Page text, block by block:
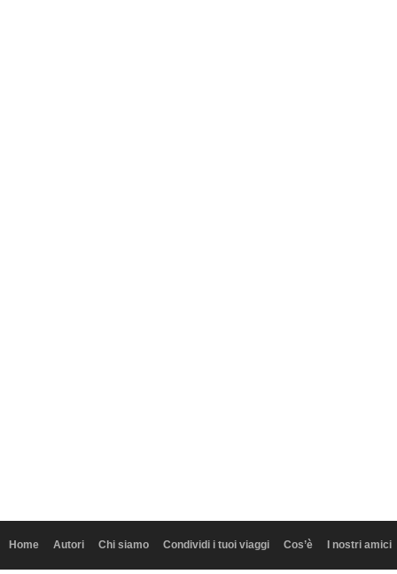
Home Autori Chi siamo Condividi i tuoi viaggi Cos’è I nostri amici